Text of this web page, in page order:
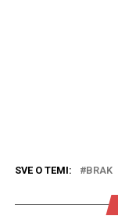
SVE O TEMI: BRAK